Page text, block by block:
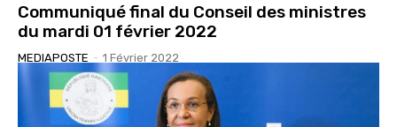
Communiqué final du Conseil des ministres
du mardi 01 février 2022
MEDIAPOSTE - 1 Février 2022